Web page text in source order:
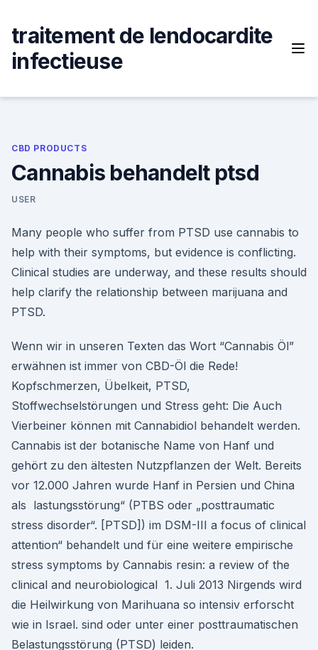
content
traitement de lendocardite
infectieuse
CBD PRODUCTS
Cannabis behandelt ptsd
USER
Many people who suffer from PTSD use cannabis to
help with their symptoms, but evidence is conflicting.
Clinical studies are underway, and these results should
help clarify the relationship between marijuana and
PTSD.
Wenn wir in unseren Texten das Wort “Cannabis Öl”
erwähnen ist immer von CBD-Öl die Rede!
Kopfschmerzen, Übelkeit, PTSD,
Stoffwechselstörungen und Stress geht: Die Auch
Vierbeiner können mit Cannabidiol behandelt werden.
Cannabis ist der botanische Name von Hanf und
gehört zu den ältesten Nutzpflanzen der Welt. Bereits
vor 12.000 Jahren wurde Hanf in Persien und China
als lastungsstörung“ (PTBS oder „posttraumatic
stress disorder“. [PTSD]) im DSM-III a focus of clinical
attention“ behandelt und für eine weitere empirische
stress symptoms by Cannabis resin: a review of the
clinical and neurobiological 1. Juli 2013 Nirgends wird
die Heilwirkung von Marihuana so intensiv erforscht
wie in Israel. sind oder unter einer posttraumatischen
Belastungsstörung (PTSD) leiden.